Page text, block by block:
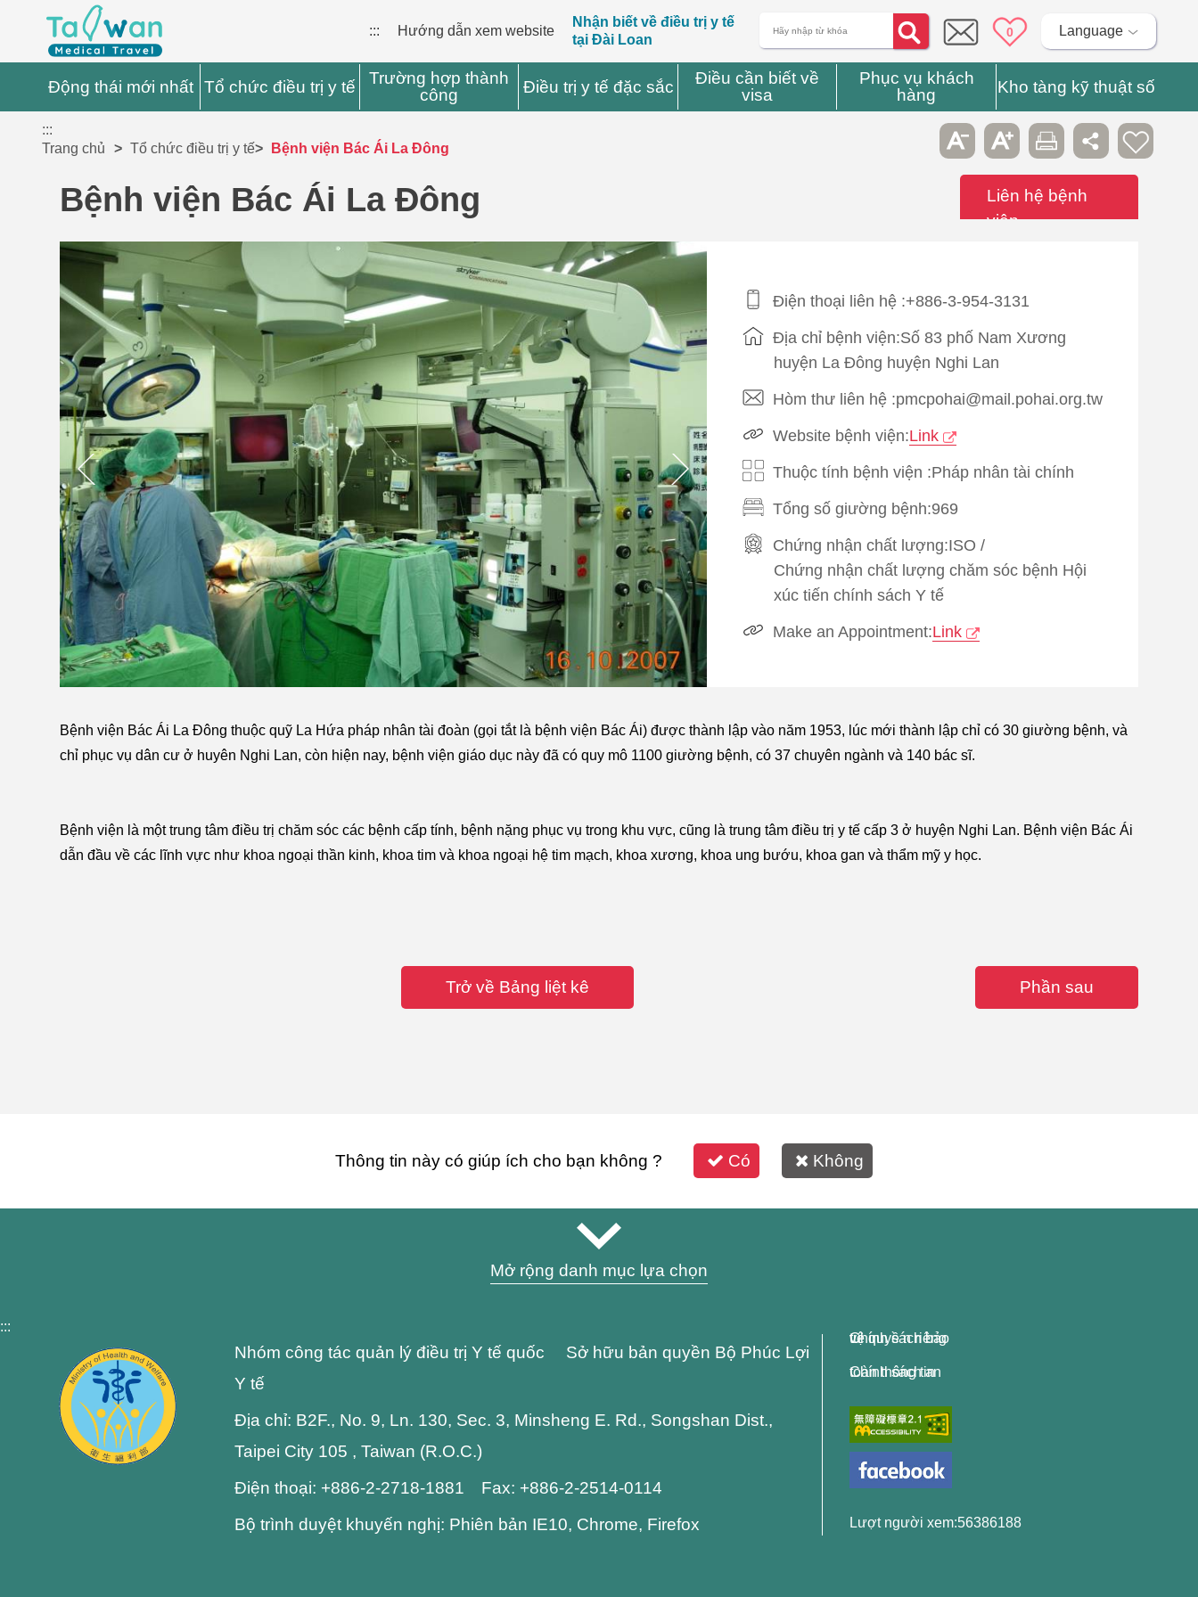
::: Hướng dẫn xem website
Nhận biết về điều trị y tế
tại Đài Loan
0 Language
Động thái mới nhất Tổ chức điều trị y tế
Trường hợp thành
công
Điều trị y tế đặc sắc
Điều cần biết về
visa
Phục vụ khách
hàng
Kho tàng kỹ thuật số
:::
Trang chủ
Tổ chức điều trị y tế Bệnh viện Bác Ái La Đông
Bệnh viện Bác Ái La Đông
Liên hệ bệnh
viện
Điện thoại liên hệ :+886-3-954-3131
Địa chỉ bệnh viện:Số 83 phố Nam Xương
huyện La Đông huyện Nghi Lan
Hòm thư liên hệ :pmcpohai@mail.pohai.org.tw
Website bệnh viện:Link
Thuộc tính bệnh viện :Pháp nhân tài chính
Tổng số giường bệnh:969
Chứng nhận chất lượng:ISO /
Chứng nhận chất lượng chăm sóc bệnh Hội
xúc tiến chính sách Y tế
Make an Appointment:Link
Bệnh viện Bác Ái La Đông thuộc quỹ La Hứa pháp nhân tài đoàn (gọi tắt là bệnh viện Bác Ái) được thành lập vào năm 1953, lúc mới thành lập chỉ có 30 giường bệnh, và
chỉ phục vụ dân cư ở huyên Nghi Lan, còn hiện nay, bệnh viện giáo dục này đã có quy mô 1100 giường bệnh, có 37 chuyên ngành và 140 bác sĩ.
Bệnh viện là một trung tâm điều trị chăm sóc các bệnh cấp tính, bệnh nặng phục vụ trong khu vực, cũng là trung tâm điều trị y tế cấp 3 ở huyện Nghi Lan. Bệnh viện Bác Ái
dẫn đầu về các lĩnh vực như khoa ngoại thần kinh, khoa tim và khoa ngoại hệ tim mạch, khoa xương, khoa ung bướu, khoa gan và thẩm mỹ y học.
Trở về Bảng liệt kê Phần sau
Thông tin này có giúp ích cho bạn không ? Có Không
Mở rộng danh mục lựa chọn
:::
Nhóm công tác quản lý điều trị Y tế quốc Sở hữu bản quyền Bộ Phúc Lợi
Y tế
Địa chỉ: B2F., No. 9, Ln. 130, Sec. 3, Minsheng E. Rd., Songshan Dist.,
Taipei City 105 , Taiwan (R.O.C.)
Điện thoại: +886-2-2718-1881 Fax: +886-2-2514-0114
Bộ trình duyệt khuyến nghị: Phiên bản IE10, Chrome, Firefox
Chính sách bảo vệ quyề n riêng tư
Chính sách an toàn thông tin
Lượt người xem:56386188